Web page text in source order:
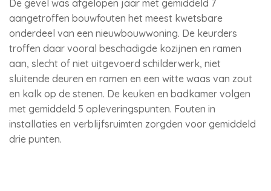
De gevel was afgelopen jaar met gemiddeld 7
aangetroffen bouwfouten het meest kwetsbare
onderdeel van een nieuwbouwwoning. De keurders
troffen daar vooral beschadigde kozijnen en ramen
aan, slecht of niet uitgevoerd schilderwerk, niet
sluitende deuren en ramen en een witte waas van zout
en kalk op de stenen. De keuken en badkamer volgen
met gemiddeld 5 opleveringspunten. Fouten in
installaties en verblijfsruimten zorgden voor gemiddeld
drie punten.